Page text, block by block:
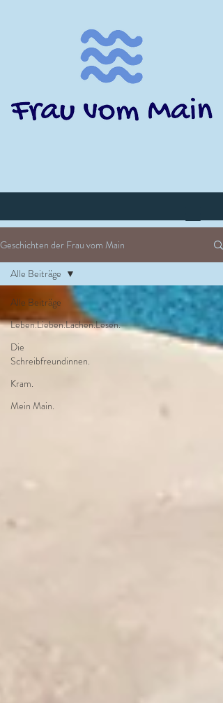
Geschichten der Frau vom Main
Alle Beiträge
Leben.Lieben.Lachen.Lesen.
Die
Schreibfreundinnen.
Kram.
Mein Main.
Alle Beiträge